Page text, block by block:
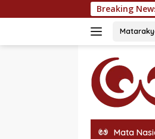
ke
Breaking
Mata